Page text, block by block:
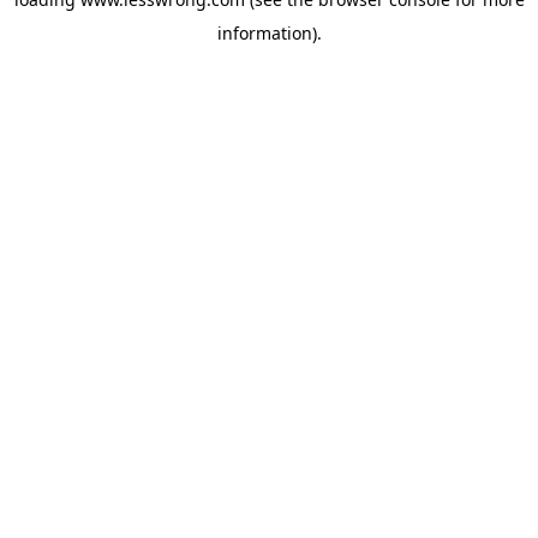
information).